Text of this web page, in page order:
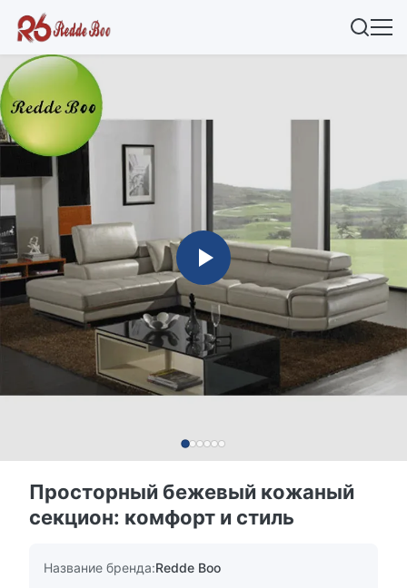
Просторный бежевый кожаный
секцион: комфорт и стиль
Название бренда:Redde Boo